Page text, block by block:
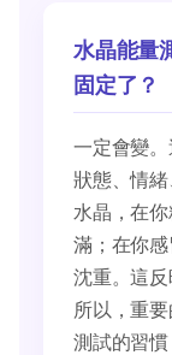
水晶能量
固定了？
一定會變
狀態、情
水晶，在
滿；在你
沈重。這反
所以，重
測試的習